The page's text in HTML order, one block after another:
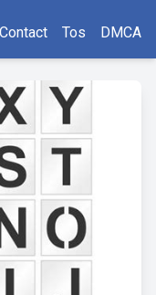
Contact Tos DMCA